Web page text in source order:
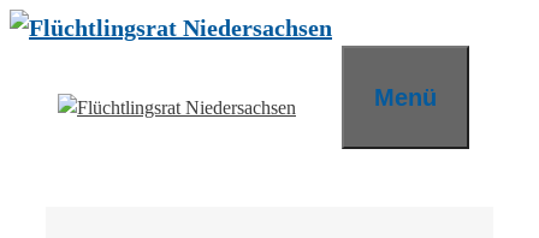
Zum
Menü